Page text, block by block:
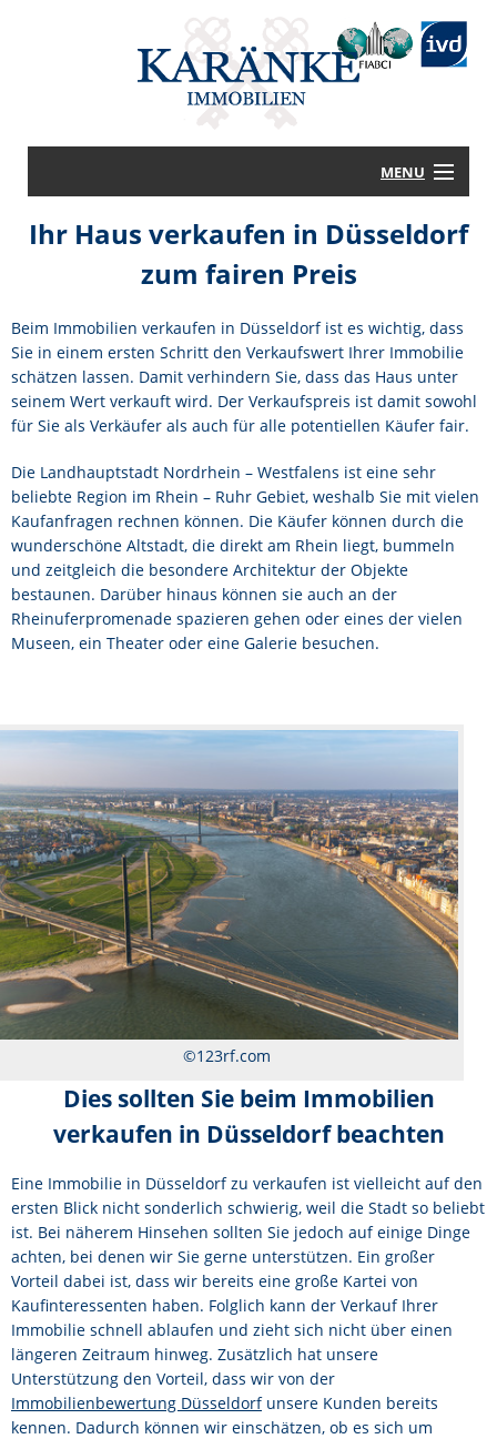
MENU
STARTSEITE
HAUS KAUFEN
HAUS VERKAUFEN
LEISTUNGEN
STADTTEILE
KONTAKT
Ihr Haus verkaufen in Düsseldorf
zum fairen Preis
Beim Immobilien verkaufen in Düsseldorf ist es wichtig, dass
Sie in einem ersten Schritt den Verkaufswert Ihrer Immobilie
schätzen lassen. Damit verhindern Sie, dass das Haus unter
seinem Wert verkauft wird. Der Verkaufspreis ist damit sowohl
für Sie als Verkäufer als auch für alle potentiellen Käufer fair.
Die Landhauptstadt Nordrhein – Westfalens ist eine sehr
beliebte Region im Rhein – Ruhr Gebiet, weshalb Sie mit vielen
Kaufanfragen rechnen können. Die Käufer können durch die
wunderschöne Altstadt, die direkt am Rhein liegt, bummeln
und zeitgleich die besondere Architektur der Objekte
bestaunen. Darüber hinaus können sie auch an der
Rheinuferpromenade spazieren gehen oder eines der vielen
Museen, ein Theater oder eine Galerie besuchen.
©123rf.com
Dies sollten Sie beim Immobilien
verkaufen in Düsseldorf beachten
Eine Immobilie in Düsseldorf zu verkaufen ist vielleicht auf den
ersten Blick nicht sonderlich schwierig, weil die Stadt so beliebt
ist. Bei näherem Hinsehen sollten Sie jedoch auf einige Dinge
achten, bei denen wir Sie gerne unterstützen. Ein großer
Vorteil dabei ist, dass wir bereits eine große Kartei von
Kaufinteressenten haben. Folglich kann der Verkauf Ihrer
Immobilie schnell ablaufen und zieht sich nicht über einen
längeren Zeitraum hinweg. Zusätzlich hat unsere
Unterstützung den Vorteil, dass wir von der
Immobilienbewertung Düsseldorfunsere Kunden bereits
kennen. Dadurch können wir einschätzen, ob es sich um